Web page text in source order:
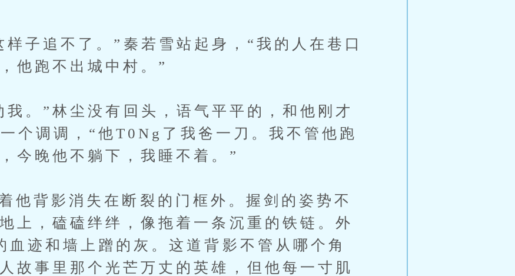
追不了。”秦若雪站起身，“我的人在巷口
他跑不出城中村。”
”林尘没有回头，语气平平的，和他刚才
个调调，“他T0Ng了我爸一刀。我不管他跑
今晚他不躺下，我睡不着。”
影消失在断裂的门框外。握剑的姿势不
，磕磕绊绊，像拖着一条沉重的铁链。外
血迹和墙上蹭的灰。这道背影不管从哪个角
故事里那个光芒万丈的英雄，但他每一寸肌